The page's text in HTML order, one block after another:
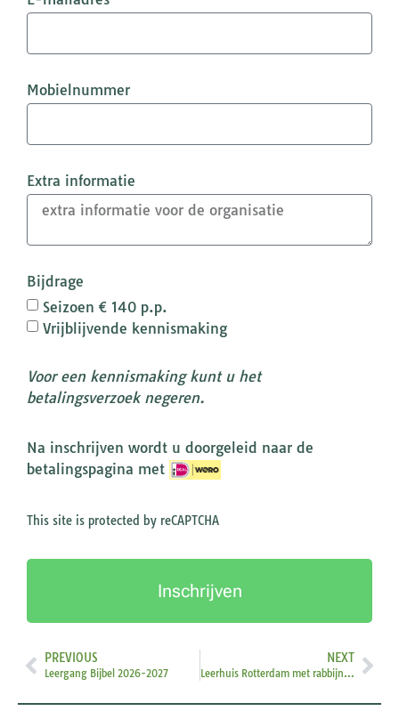
Mobielnummer
Extra informatie
Bijdrage
Seizoen € 140 p.p.
Vrijblijvende kennismaking
Voor een kennismaking kunt u het
betalingsverzoek negeren.
Na inschrijven wordt u doorgeleid naar de
betalingspagina met
This site is protected by reCAPTCHA
Inschrijven
PREVIOUS
Leergang Bijbel 2026-2027
NEXT
Leerhuis Rotterdam met rabbijn Tzvi Marx